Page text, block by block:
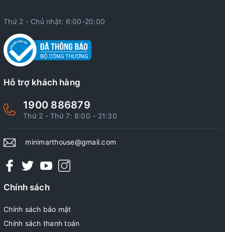
Thứ 2 - Chủ nhật: 6:00-20:00
Hỗ trợ khách hàng
1900 886879
Thứ 2 - Thứ 7: 8:00 - 21:30
minimarthouse@gmail.com
Chính sách
Chính sách bảo mật
Chính sách thanh toán